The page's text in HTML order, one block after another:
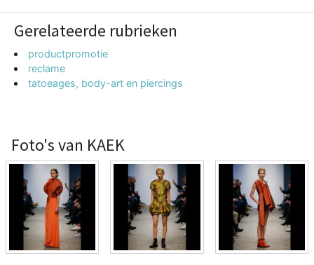
Gerelateerde rubrieken
productpromotie
reclame
tatoeages, body-art en piercings
Foto's van KAEK